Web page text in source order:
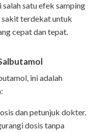
satu efek samping
sakit terdekat untuk
cepat dan tepat.
ini adalah
dan petunjuk dokter.
dosis tanpa